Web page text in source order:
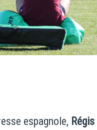
espagnole,